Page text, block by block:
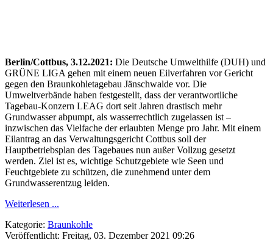
Berlin/Cottbus, 3.12.2021: Die Deutsche Umwelthilfe (DUH) und
GRÜNE LIGA gehen mit einem neuen Eilverfahren vor Gericht
gegen den Braunkohletagebau Jänschwalde vor. Die
Umweltverbände haben festgestellt, dass der verantwortliche
Tagebau-Konzern LEAG dort seit Jahren drastisch mehr
Grundwasser abpumpt, als wasserrechtlich zugelassen ist –
inzwischen das Vielfache der erlaubten Menge pro Jahr. Mit einem
Eilantrag an das Verwaltungsgericht Cottbus soll der
Hauptbetriebsplan des Tagebaues nun außer Vollzug gesetzt
werden. Ziel ist es, wichtige Schutzgebiete wie Seen und
Feuchtgebiete zu schützen, die zunehmend unter dem
Grundwasserentzug leiden.
Weiterlesen ...
Kategorie: Braunkohle
Veröffentlicht: Freitag, 03. Dezember 2021 09:26